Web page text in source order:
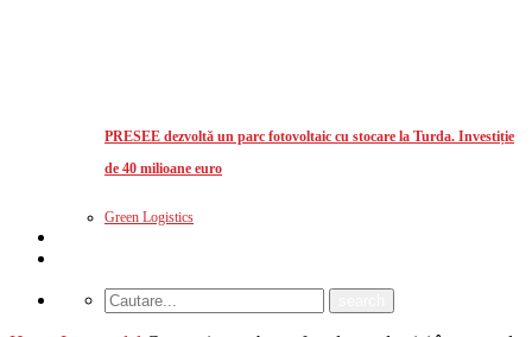
PRESEE dezvoltă un parc fotovoltaic cu stocare la Turda. Investiție
de 40 milioane euro
Green Logistics